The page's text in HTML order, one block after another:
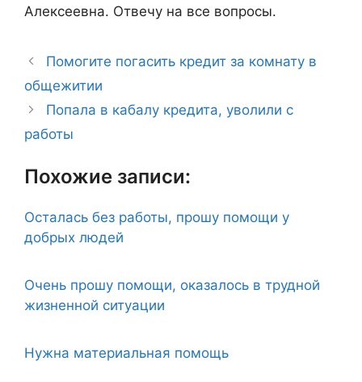
Алексеевна. Отвечу на все вопросы.
Помогите погасить кредит за комнату в
общежитии
Попала в кабалу кредита, уволили с
работы
Похожие записи:
Осталась без работы, прошу помощи у
добрых людей
Очень прошу помощи, оказалось в трудной
жизненной ситуации
Нужна материальная помощь